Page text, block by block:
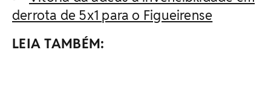
derrota de 5x1 para o Figueirense
LEIA TAMBÉM: